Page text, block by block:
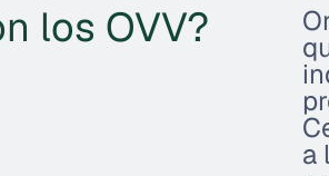
los OVV?
a